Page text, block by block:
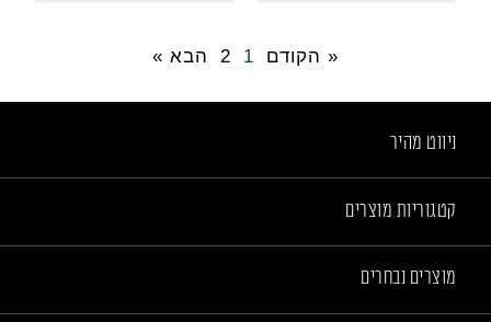
« הקודם 1
2 הבא »
ניווט מהיר
קטגוריות מוצרים
מוצרים נבחרים